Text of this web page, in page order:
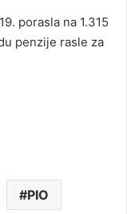
porasla na 1.315
penzije rasle za
PIO